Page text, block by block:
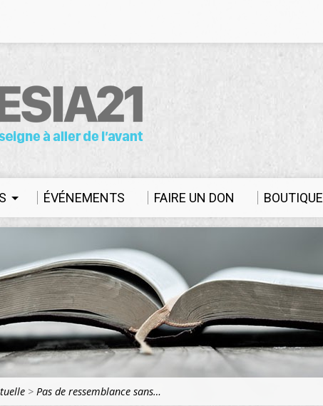
ÉVÉNEMENTS FAIRE UN DON BOUTIQUE
> Pas de ressemblance sans…